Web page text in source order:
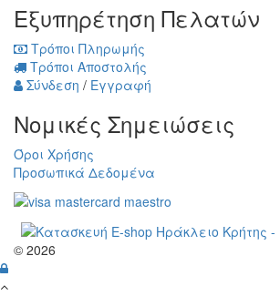
Εξυπηρέτηση Πελατών
Τρόποι Πληρωμής
Τρόποι Αποστολής
Σύνδεση / Εγγραφή
Νομικές Σημειώσεις
Όροι Χρήσης
Προσωπικά Δεδομένα
© 2026